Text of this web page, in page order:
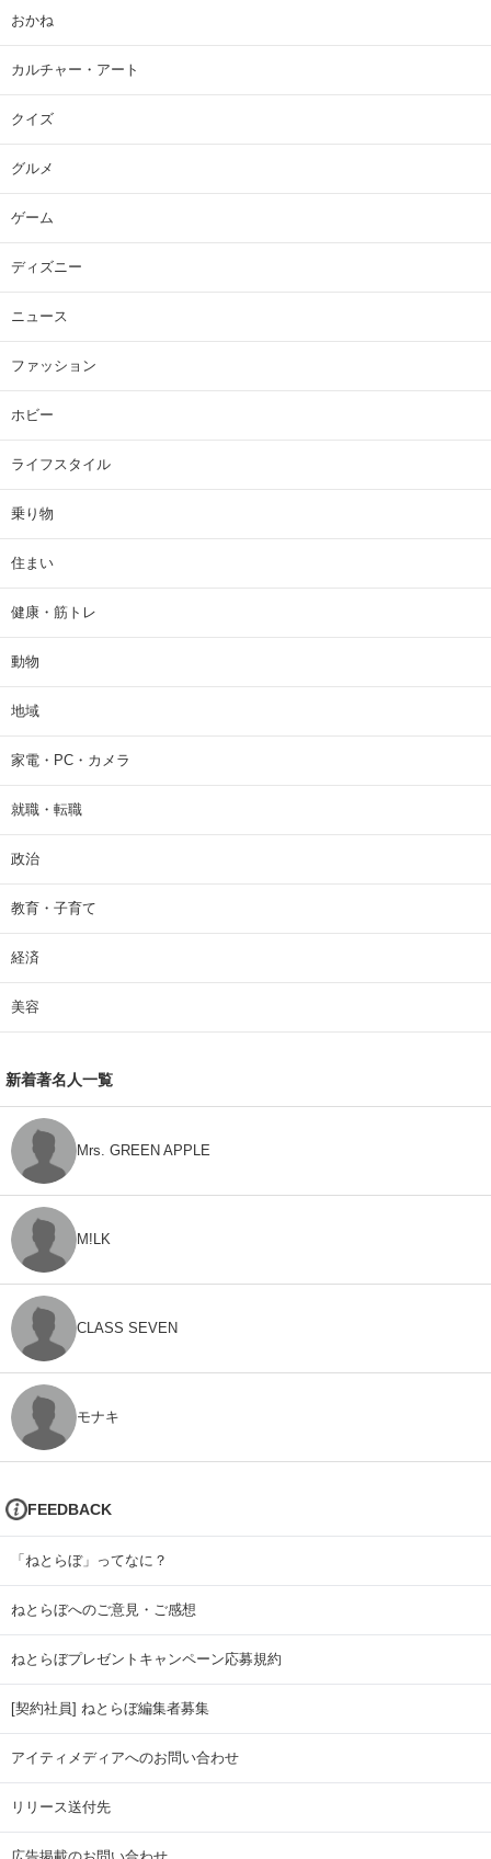
おかね
カルチャー・アート
クイズ
グルメ
ゲーム
ディズニー
ニュース
ファッション
ホビー
ライフスタイル
乗り物
住まい
健康・筋トレ
動物
地域
家電・PC・カメラ
就職・転職
政治
教育・子育て
経済
美容
新着著名人一覧
Mrs. GREEN APPLE
M!LK
CLASS SEVEN
モナキ
FEEDBACK
「ねとらぼ」ってなに？
ねとらぼへのご意見・ご感想
ねとらぼプレゼントキャンペーン応募規約
[契約社員] ねとらぼ編集者募集
アイティメディアへのお問い合わせ
リリース送付先